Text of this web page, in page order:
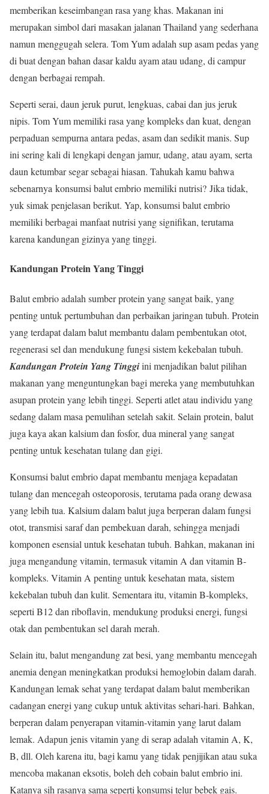
memberikan keseimbangan rasa yang khas. Makanan ini
merupakan simbol dari masakan jalanan Thailand yang sederhana
namun menggugah selera. Tom Yum adalah sup asam pedas yang
di buat dengan bahan dasar kaldu ayam atau udang, di campur
dengan berbagai rempah.
Seperti serai, daun jeruk purut, lengkuas, cabai dan jus jeruk
nipis. Tom Yum memiliki rasa yang kompleks dan kuat, dengan
perpaduan sempurna antara pedas, asam dan sedikit manis. Sup
ini sering kali di lengkapi dengan jamur, udang, atau ayam, serta
daun ketumbar segar sebagai hiasan. Tahukah kamu bahwa
sebenarnya konsumsi balut embrio memiliki nutrisi? Jika tidak,
yuk simak penjelasan berikut. Yap, konsumsi balut embrio
memiliki berbagai manfaat nutrisi yang signifikan, terutama
karena kandungan gizinya yang tinggi.
Kandungan Protein Yang Tinggi
Balut embrio adalah sumber protein yang sangat baik, yang
penting untuk pertumbuhan dan perbaikan jaringan tubuh. Protein
yang terdapat dalam balut membantu dalam pembentukan otot,
regenerasi sel dan mendukung fungsi sistem kekebalan tubuh.
Kandungan Protein Yang Tinggiini menjadikan balut pilihan
makanan yang menguntungkan bagi mereka yang membutuhkan
asupan protein yang lebih tinggi. Seperti atlet atau individu yang
sedang dalam masa pemulihan setelah sakit. Selain protein, balut
juga kaya akan kalsium dan fosfor, dua mineral yang sangat
penting untuk kesehatan tulang dan gigi.
Konsumsi balut embrio dapat membantu menjaga kepadatan
tulang dan mencegah osteoporosis, terutama pada orang dewasa
yang lebih tua. Kalsium dalam balut juga berperan dalam fungsi
otot, transmisi saraf dan pembekuan darah, sehingga menjadi
komponen esensial untuk kesehatan tubuh. Bahkan, makanan ini
juga mengandung vitamin, termasuk vitamin A dan vitamin B-
kompleks. Vitamin A penting untuk kesehatan mata, sistem
kekebalan tubuh dan kulit. Sementara itu, vitamin B-kompleks,
seperti B12 dan riboflavin, mendukung produksi energi, fungsi
otak dan pembentukan sel darah merah.
Selain itu, balut mengandung zat besi, yang membantu mencegah
anemia dengan meningkatkan produksi hemoglobin dalam darah.
Kandungan lemak sehat yang terdapat dalam balut memberikan
cadangan energi yang cukup untuk aktivitas sehari-hari. Bahkan,
berperan dalam penyerapan vitamin-vitamin yang larut dalam
lemak. Adapun jenis vitamin yang di serap adalah vitamin A, K,
B, dll. Oleh karena itu, bagi kamu yang tidak penjijikan atau suka
mencoba makanan eksotis, boleh deh cobain balut embrio ini.
Katanya sih rasanya sama seperti konsumsi telur bebek gais.